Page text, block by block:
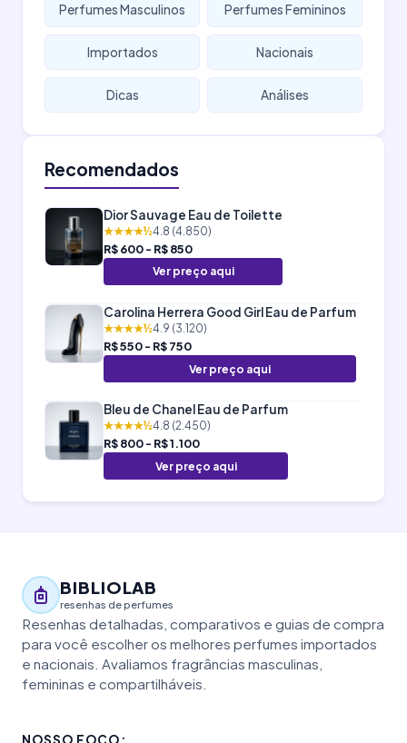
Perfumes Masculinos Perfumes Femininos
Importados Nacionais
Dicas Análises
Recomendados
Dior Sauvage Eau de Toilette
★★★★½4.8 (4.850)
R$ 600 - R$ 850
Ver preço aqui
Carolina Herrera Good Girl Eau de Parfum
★★★★½4.9 (3.120)
R$ 550 - R$ 750
Ver preço aqui
Bleu de Chanel Eau de Parfum
★★★★½4.8 (2.450)
R$ 800 - R$ 1.100
Ver preço aqui
BIBLIOLAB
resenhas de perfumes
Resenhas detalhadas, comparativos e guias de compra
para você escolher os melhores perfumes importados
e nacionais. Avaliamos fragrâncias masculinas,
femininas e compartilháveis.